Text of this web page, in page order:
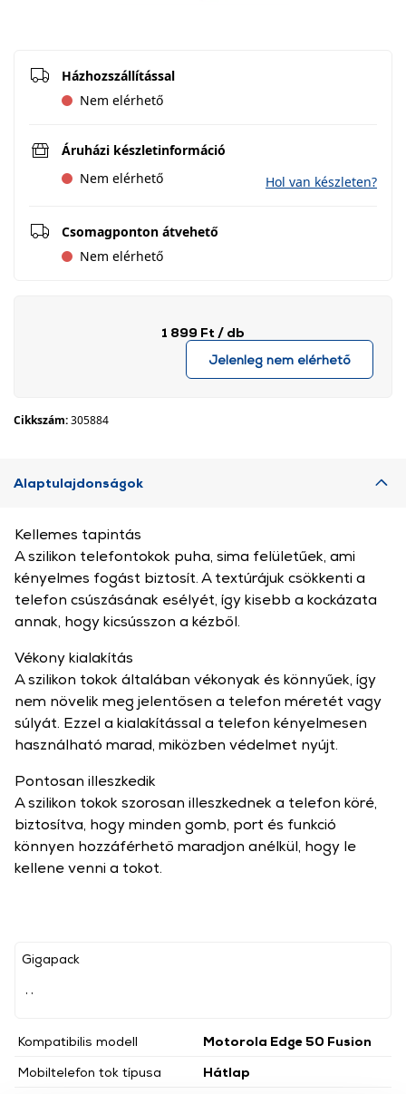
Házhozszállítással
Nem elérhető
Áruházi készletinformáció
Nem elérhető
Hol van készleten?
Csomagponton átvehető
Nem elérhető
1 899 Ft / db
Jelenleg nem elérhető
Cikkszám:305884
Alaptulajdonságok
Gigapack
Kompatibilis modell
Motorola Edge 50 Fusion
Mobiltelefon tok típusa
Hátlap
Kellemes tapintás
A szilikon telefontokok puha, sima felületűek, ami
kényelmes fogást biztosít. A textúrájuk csökkenti a
telefon csúszásának esélyét, így kisebb a kockázata
annak, hogy kicsússzon a kézből.
Vékony kialakítás
A szilikon tokok általában vékonyak és könnyűek, így
nem növelik meg jelentősen a telefon méretét vagy
súlyát. Ezzel a kialakítással a telefon kényelmesen
használható marad, miközben védelmet nyújt.
Pontosan illeszkedik
A szilikon tokok szorosan illeszkednek a telefon köré,
biztosítva, hogy minden gomb, port és funkció
könnyen hozzáférhető maradjon anélkül, hogy le
kellene venni a tokot.